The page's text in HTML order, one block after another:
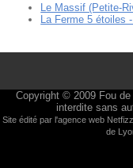
Le Massif (Petite-
La Ferme 5 étoiles
Copyright © 2009 Fou
interdite sans
Site édité par l'agence web Netfizz
de